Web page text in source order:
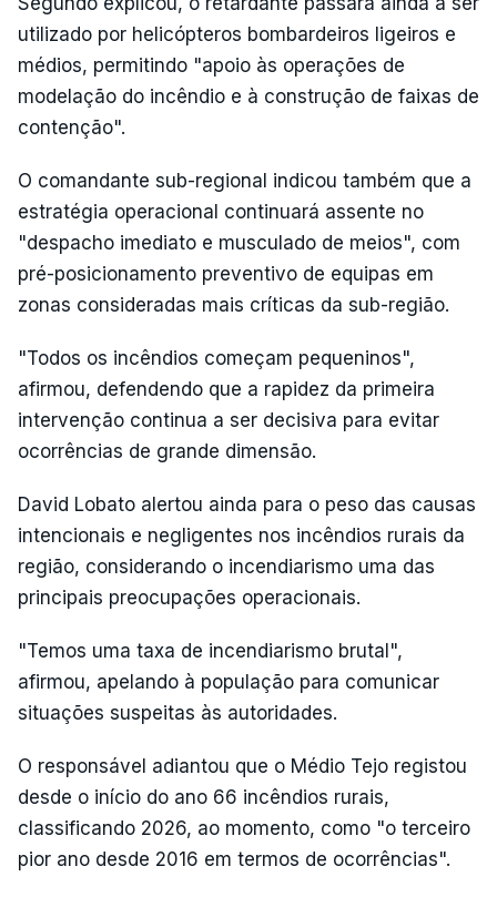
utilizado por helicópteros bombardeiros ligeiros e
médios, permitindo "apoio às operações de
modelação do incêndio e à construção de faixas de
contenção".
O comandante sub-regional indicou também que a
estratégia operacional continuará assente no
"despacho imediato e musculado de meios", com
pré-posicionamento preventivo de equipas em
zonas consideradas mais críticas da sub-região.
"Todos os incêndios começam pequeninos",
afirmou, defendendo que a rapidez da primeira
intervenção continua a ser decisiva para evitar
ocorrências de grande dimensão.
David Lobato alertou ainda para o peso das causas
intencionais e negligentes nos incêndios rurais da
região, considerando o incendiarismo uma das
principais preocupações operacionais.
"Temos uma taxa de incendiarismo brutal",
afirmou, apelando à população para comunicar
situações suspeitas às autoridades.
O responsável adiantou que o Médio Tejo registou
desde o início do ano 66 incêndios rurais,
classificando 2026, ao momento, como "o terceiro
pior ano desde 2016 em termos de ocorrências".